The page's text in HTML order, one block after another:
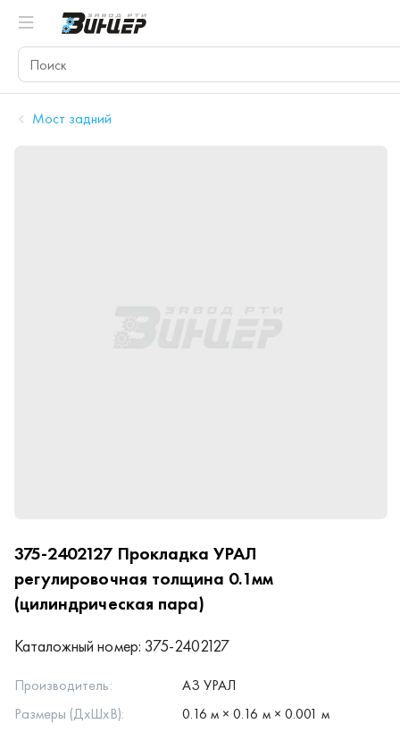
Мост задний
375-2402127 Прокладка УРАЛ
регулировочная толщина 0.1мм
(цилиндрическая пара)
Каталожный номер: 375-2402127
Производитель:
АЗ УРАЛ
Размеры (ДхШхВ):
0.16 м × 0.16 м × 0.001 м